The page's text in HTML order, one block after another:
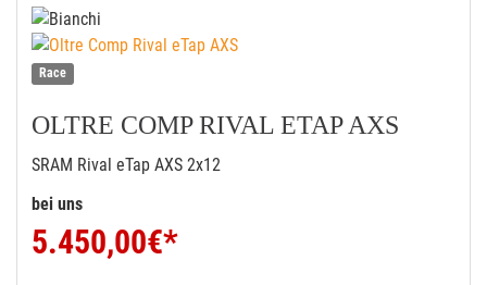
Race
OLTRE COMP RIVAL ETAP AXS
SRAM Rival eTap AXS 2x12
bei uns
5.450,00€*